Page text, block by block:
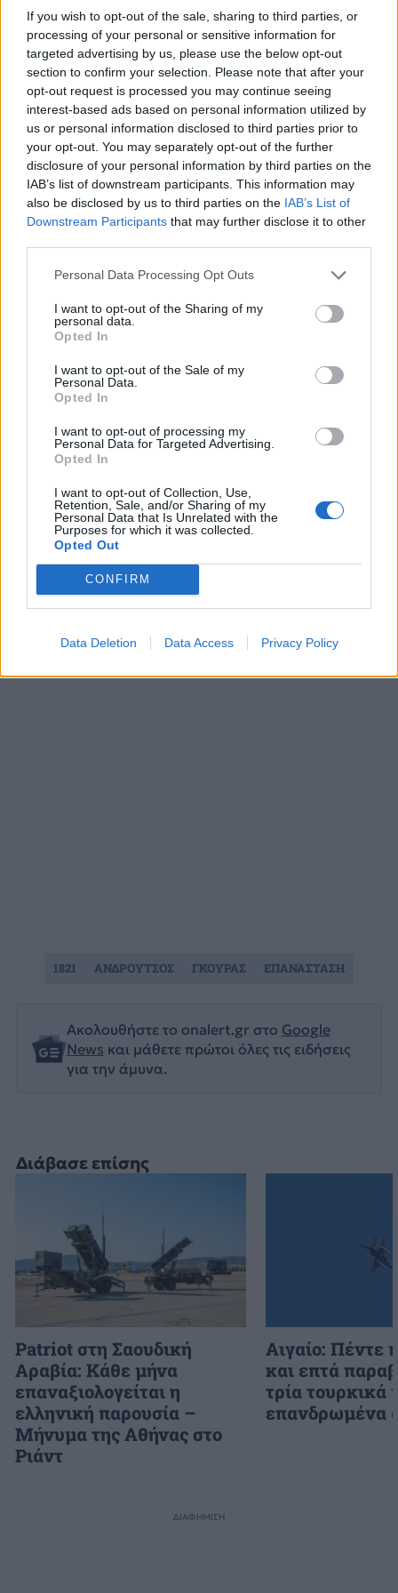
If you wish to opt-out of the sale, sharing to third parties, or
processing of your personal or sensitive information for
targeted advertising by us, please use the below opt-out
section to confirm your selection. Please note that after your
opt-out request is processed you may continue seeing
interest-based ads based on personal information utilized by
us or personal information disclosed to third parties prior to
your opt-out. You may separately opt-out of the further
disclosure of your personal information by third parties on the
IAB’s list of downstream participants. This information may
also be disclosed by us to third parties on the IAB’s List of
Downstream Participants that may further disclose it to other
Personal Data Processing Opt Outs
I want to opt-out of the Sharing of my
personal data.
Opted In
I want to opt-out of the Sale of my
Personal Data.
Opted In
I want to opt-out of processing my
Personal Data for Targeted Advertising.
Opted In
I want to opt-out of Collection, Use,
Retention, Sale, and/or Sharing of my
Personal Data that Is Unrelated with the
Purposes for which it was collected.
Opted Out
CONFIRM
Data Deletion Data Access Privacy Policy
Διάβασε επίσης
Patriot στη Σαουδική
Αραβία: Κάθε μήνα
επαναξιολογείται η
ελληνική παρουσία –
Μήνυμα της Αθήνας στο
Ριάντ
Αιγαίο: Πέντε
και επτά
τρία τουρκικά
επανδρωμένα
Ελλάδος. Μετά από 32 ολόκληρα χρόνια η ΑΕΚ του
Δήμου Ντικούδη και του Νίκου Χατζή στις 5 Ιουνίου
2002 έγραφε και πάλι ιστορία, καθώς κατάφερνε
κάτι συγκλονιστικό σε εκείνη τη σειρά των τελικών
με τον Ολυμπιακό. Ενώ είχε ξεκινήσει με
πλεονέκτημα έδρας το έχασε από τους
ερυθρόλευκους, ηττήθηκε και στο ΣΕΦ και βρέθηκε
με την πλάτη στον τοίχο να χάνει με 0-2 στη σειρά!
2002: Κυκλοφορεί η πρώτη έκδοση του
προγράμματος για περιήγηση στο διαδίκτυο, Mozilla
1.0.
2003: Ξεκινάει το 50ο Ράλλυ Ακρόπολις, ο
σκληρότερος αγώνας του Παγκόσμιου
Πρωταθλήματος σε ευρωπαϊκό έδαφος. Στο ράλι
είχαν δηλώσει συμμετοχή 90 αυτοκίνητα, αλλά
τελικά ξεκίνησαν 82. Θριαμβευτής στο «Χρυσό» 50ο
Ράλλυ Ακρόπολις είναι ο Μάρκο Μάρτιν με Ford
Focus, ο οποίος πανηγυρίζει την πρώτη νίκη της
καριέρας του σε αγώνα του παγκοσμίου
πρωταθλήματος. Τη δεύτερη θέση καταλαμβάνει ο
Ισπανός Κάρλος Σάινθ με Citroen Xsara και την τρίτη
ο Νορβηγός Πέτερ Σόλμπεργκ με Subaru Impreza.
Παπαδημητρίου με Ford.
2013: Σκοτώνεται από ανατροπή άρματος
μεταφοράς προσωπικού ο πεζοναύτης Στάθης
ΙΚΙΛ καταλαμβάνουν την πόλη Σαμάρα του Ιράκ.
ΔΙΑΦΗΜΙΣΗ
Ακολουθήστε το onalert.gr στο Google
News και μάθετε πρώτοι όλες τις ειδήσεις
για την άμυνα.
1821 ΑΝΔΡΟΥΤΣΟΣ ΓΚΟΥΡΑΣ ΕΠΑΝΑΣΤΑΣΗ
ΔΙΑΦΗΜΙΣΗ